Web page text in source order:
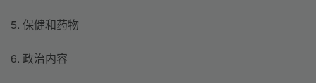
5. 保健和药物
6. 政治内容